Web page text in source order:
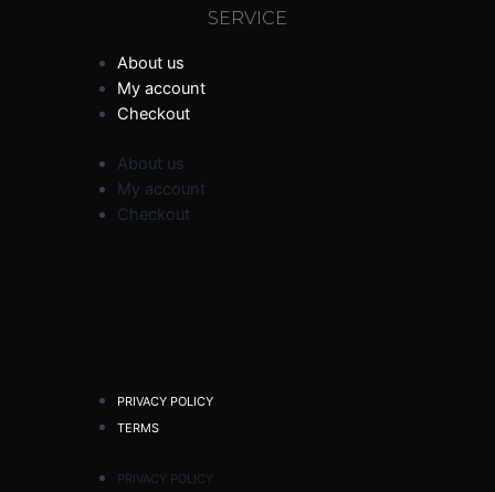
SERVICE
About us
My account
Checkout
About us
My account
Checkout
PRIVACY POLICY
TERMS
PRIVACY POLICY